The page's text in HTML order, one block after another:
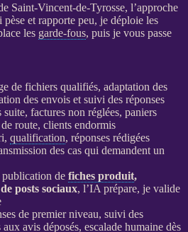
Saint-Vincent-de-Tyrosse, l’approche
et rapporte peu, je déploie les
les garde-fous, puis je vous passe
de fichiers qualifiés, adaptation des
des envois et suivi des réponses
suite, factures non réglées, paniers
route, clients endormis
qualification, réponses rédigées
des cas qui demandent un
publication de fiches produit,
posts sociaux, l’IA prépare, je valide
de premier niveau, suivi des
avis déposés, escalade humaine dès